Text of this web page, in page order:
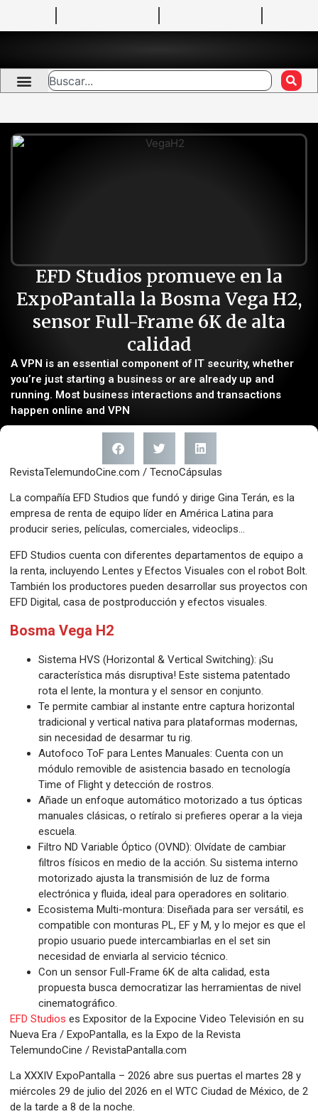
EFD Studios promueve en la
ExpoPantalla la Bosma Vega H2,
sensor Full-Frame 6K de alta
calidad
A VPN is an essential component of IT security, whether
you’re just starting a business or are already up and
running. Most business interactions and transactions
happen online and VPN
RevistaTelemundoCine.com / TecnoCápsulas
La compañía EFD Studios que fundó y dirige Gina Terán, es la
empresa de renta de equipo líder en América Latina para
producir series, películas, comerciales, videoclips…
EFD Studios cuenta con diferentes departamentos de equipo a
la renta, incluyendo Lentes y Efectos Visuales con el robot Bolt.
También los productores pueden desarrollar sus proyectos con
EFD Digital, casa de postproducción y efectos visuales.
Bosma Vega H2
Sistema HVS (Horizontal & Vertical Switching): ¡Su
característica más disruptiva! Este sistema patentado
rota el lente, la montura y el sensor en conjunto.
Te permite cambiar al instante entre captura horizontal
tradicional y vertical nativa para plataformas modernas,
sin necesidad de desarmar tu rig.
Autofoco ToF para Lentes Manuales: Cuenta con un
módulo removible de asistencia basado en tecnología
Time of Flight y detección de rostros.
Añade un enfoque automático motorizado a tus ópticas
manuales clásicas, o retíralo si prefieres operar a la vieja
escuela.
Filtro ND Variable Óptico (OVND): Olvídate de cambiar
filtros físicos en medio de la acción. Su sistema interno
motorizado ajusta la transmisión de luz de forma
electrónica y fluida, ideal para operadores en solitario.
Ecosistema Multi-montura: Diseñada para ser versátil, es
compatible con monturas PL, EF y M, y lo mejor es que el
propio usuario puede intercambiarlas en el set sin
necesidad de enviarla al servicio técnico.
Con un sensor Full-Frame 6K de alta calidad, esta
propuesta busca democratizar las herramientas de nivel
cinematográfico.
EFD Studios es Expositor de la Expocine Video Televisión en su
Nueva Era / ExpoPantalla, es la Expo de la Revista
TelemundoCine / RevistaPantalla.com
La XXXIV ExpoPantalla – 2026 abre sus puertas el martes 28 y
miércoles 29 de julio del 2026 en el WTC Ciudad de México, de 2
de la tarde a 8 de la noche.